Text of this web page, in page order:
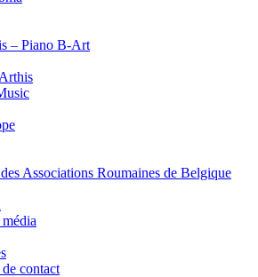
– Piano B-Art
Associations Roumaines de Belgique
contact